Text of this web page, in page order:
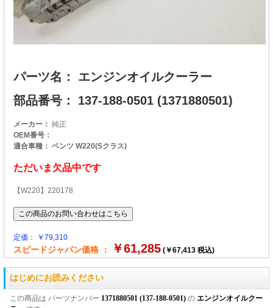
パーツ名： エンジンオイルクーラー
部品番号： 137-188-0501 (1371880501)
メーカー： 純正
OEM番号：
適合車種： ベンツ W220(Sクラス)
ただいま欠品中です
【W220】220178
定価： ￥79,310
スピードジャパン価格 ： ￥61,285 (￥67,413 税込)
はじめにお読みください
この商品は パーツナンバー 1371880501 (137-188-0501) の エンジンオイルクー